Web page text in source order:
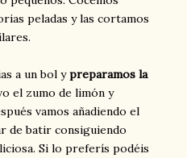
peladas y las cortamos
a un bol ypreparamos la
el zumo de limón y
vamos añadiendo el
de batir consiguiendo
Si lo preferís podéis